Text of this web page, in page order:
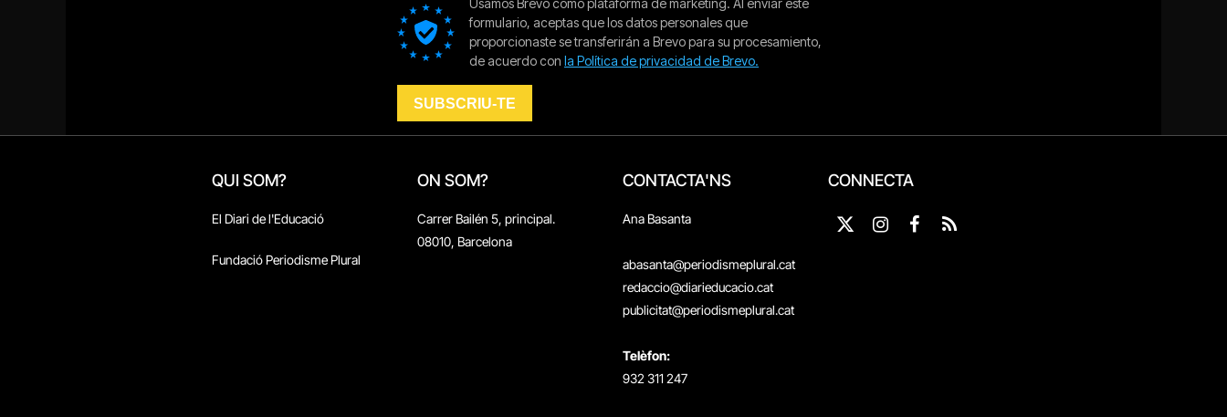
QUI SOM?
El Diari de l'Educació
Fundació Periodisme Plural
ON SOM?
Carrer Bailén 5, principal.
08010, Barcelona
CONTACTA'NS
Ana Basanta
abasanta@periodismeplural.cat
redaccio@diarieducacio.cat
publicitat@periodismeplural.cat
Telèfon:
932 311 247
CONNECTA
X
InstagramFacebook
RSS